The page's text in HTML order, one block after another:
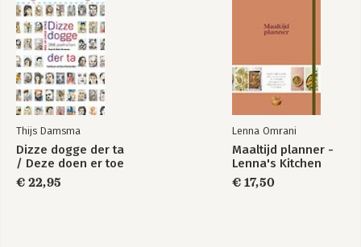
Thijs Damsma
Dizze dogge der ta
/ Deze doen er toe
€ 22,95
Lenna Omrani
Maaltijd planner -
Lenna's Kitchen
€ 17,50